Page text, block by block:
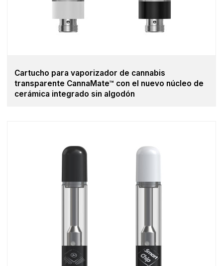
Cartucho para vaporizador de cannabis
transparente CannaMate™ con el nuevo núcleo de
cerámica integrado sin algodón